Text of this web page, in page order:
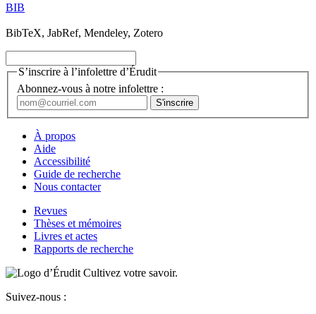
BIB
BibTeX, JabRef, Mendeley, Zotero
S’inscrire à l’infolettre d’Érudit
Abonnez-vous à notre infolettre :
À propos
Aide
Accessibilité
Guide de recherche
Nous contacter
Revues
Thèses et mémoires
Livres et actes
Rapports de recherche
Cultivez votre savoir.
Suivez-nous :